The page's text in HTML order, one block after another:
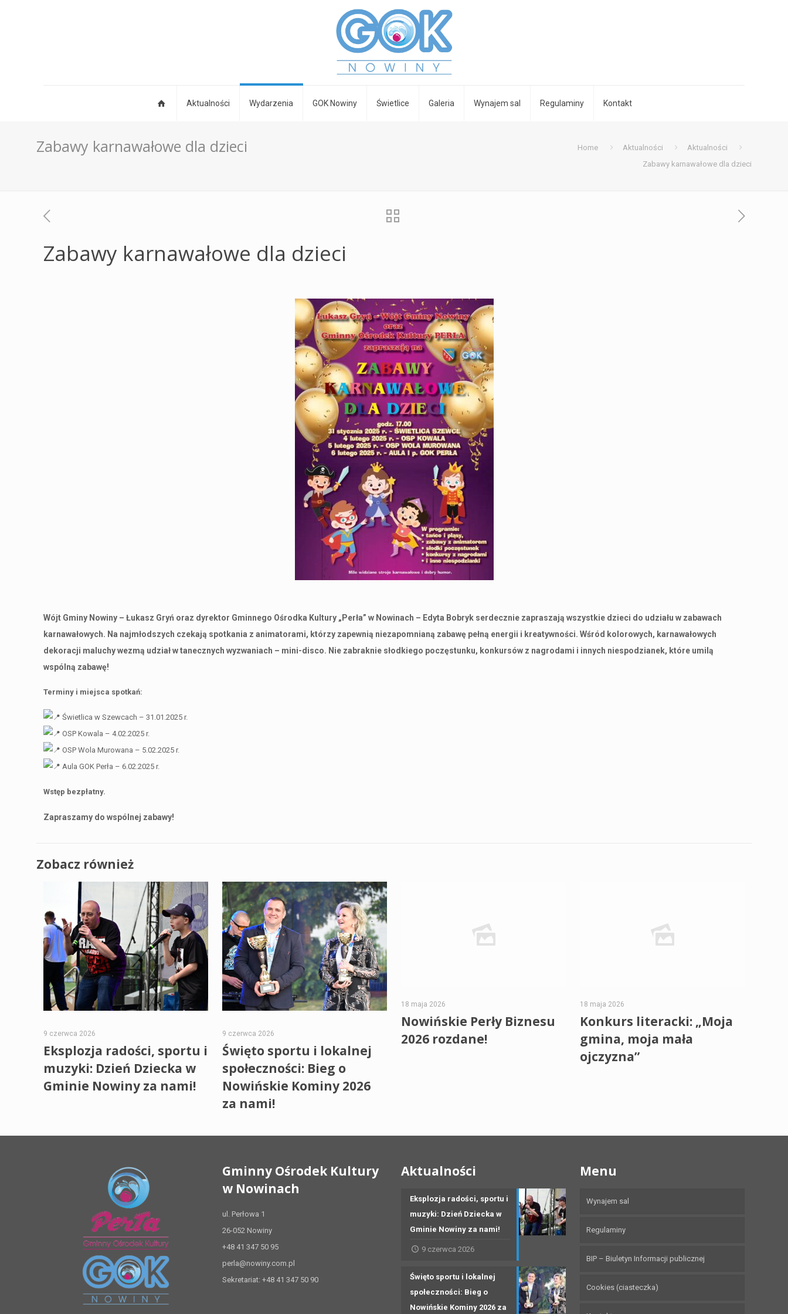
Aktualności Wydarzenia GOK Nowiny Świetlice Galeria Wynajem sal Regulaminy Kontakt
Zabawy karnawałowe dla dzieci Home Aktualności
Aktualności
Zabawy karnawałowe dla dzieci
Zabawy karnawałowe dla dzieci
Wójt Gminy Nowiny – Łukasz Gryń oraz dyrektor Gminnego Ośrodka Kultury „Perła” w Nowinach – Edyta Bobryk serdecznie zapraszają wszystkie dzieci do udziału w zabawach
karnawałowych. Na najmłodszych czekają spotkania z animatorami, którzy zapewnią niezapomnianą zabawę pełną energii i kreatywności. Wśród kolorowych, karnawałowych
dekoracji maluchy wezmą udział w tanecznych wyzwaniach – mini-disco. Nie zabraknie słodkiego poczęstunku, konkursów z nagrodami i innych niespodzianek, które umilą
wspólną zabawę!
Terminy i miejsca spotkań:
Świetlica w Szewcach – 31.01.2025 r.
OSP Kowala – 4.02.2025 r.
OSP Wola Murowana – 5.02.2025 r.
Aula GOK Perła – 6.02.2025 r.
Wstęp bezpłatny.
Zapraszamy do wspólnej zabawy!
Zobacz również
9 czerwca 2026
Eksplozja radości, sportu i
muzyki: Dzień Dziecka w
Gminie Nowiny za nami!
9 czerwca 2026
Święto sportu i lokalnej
społeczności: Bieg o
Nowińskie Kominy 2026
za nami!
18 maja 2026
Nowińskie Perły Biznesu
2026 rozdane!
18 maja 2026
Konkurs literacki: „Moja
gmina, moja mała
ojczyzna”
Gminny Ośrodek Kultury
w Nowinach
ul. Perłowa 1
26-052 Nowiny
+48 41 347 50 95
perla@nowiny.com.pl
Sekretariat: +48 41 347 50 90
Aktualności
Eksplozja radości, sportu i
muzyki: Dzień Dziecka w
Gminie Nowiny za nami!
9 czerwca 2026
Święto sportu i lokalnej
społeczności: Bieg o
Nowińskie Kominy 2026 za
Menu
Wynajem sal
Regulaminy
BIP – Biuletyn Informacji publicznej
Cookies (ciasteczka)